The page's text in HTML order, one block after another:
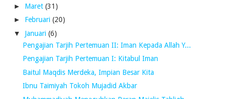
► Maret (31)
► Februari (20)
▼ Januari (6)
Pengajian Tarjih Pertemuan II: Iman Kepada Allah Y...
Pengajian Tarjih Pertemuan I: Kitabul Iman
Baitul Maqdis Merdeka, Impian Besar Kita
Ibnu Taimiyah Tokoh Mujadid Akbar